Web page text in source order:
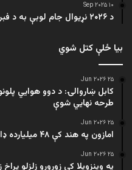
۱۰ Sep ۲۰۲۵
د ۲۰۲۶ نړیوال جام لوبې به د فبرورۍ په ۷مه پیل شي
بیا ځلې کتل شوي
۲۵ Jun ۲۰۲۶
کابل ښاروالۍ: د دوو هوايي
طرحه نهایي شوې
۲۵ Jun ۲۰۲۶
امازون په هند کې ۴۸ میلیارده ډالرو پانګونه کوي
۲۵ Jun ۲۰۲۶
په وینزویلا کې زورورو زلزلو پراخ